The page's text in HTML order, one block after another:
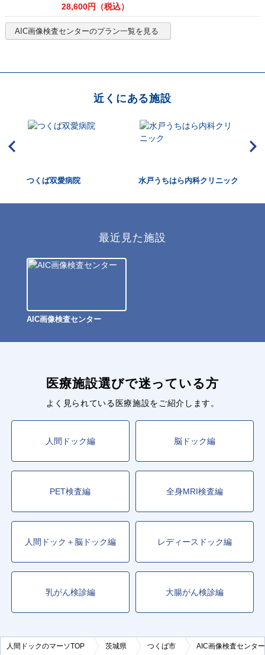
28,600円（税込）
AIC画像検査センターのプラン一覧を見る
近くにある施設
つくば双愛病院 水戸うちはら内科クリニック
最近見た施設
AIC画像検査センター
医療施設選びで迷っている方
よく見られている医療施設をご紹介します。
人間ドック編 脳ドック編
PET検査編 全身MRI検査編
人間ドック＋脳ドック編 レディースドック編
乳がん検診編 大腸がん検診編
人間ドックのマーソTOP 茨城県 つくば市 AIC画像検査センター